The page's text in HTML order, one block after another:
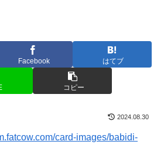
Facebook はてブ
コピー
2024.08.30
card-images/babidi-